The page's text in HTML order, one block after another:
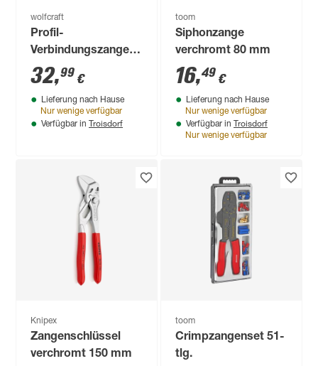
wolfcraft
Profil-
Verbindungszange
Edelstahl
32,99 €
Lieferung nach Hause
Nur wenige verfügbar
Verfügbar in Troisdorf
toom
Siphonzange
verchromt 80 mm
16,49 €
Lieferung nach Hause
Nur wenige verfügbar
Verfügbar in Troisdorf
Nur wenige verfügbar
Knipex
Zangenschlüssel
verchromt 150 mm
toom
Crimpzangenset 51-
tlg.